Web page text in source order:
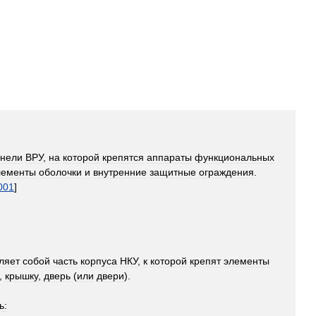
ВРУ, на которой крепятся аппараты функциональных
оболочки и внутренние защитные ограждения
]
собой часть корпуса НКУ, к которой крепят элементы
крышку, дверь (или двери).